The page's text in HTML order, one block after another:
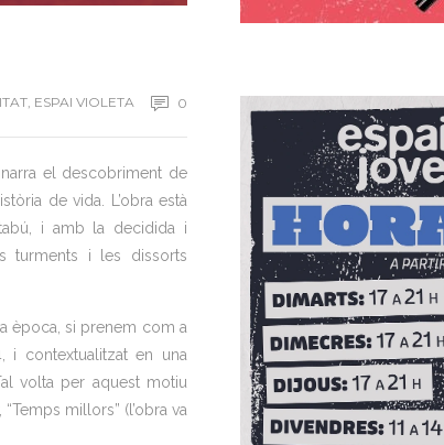
, ESPAI VIOLETA 0
narra el descobriment de
de vida. L’obra està
i amb la decidida i
turments i les dissorts
època, si prenem com a
i contextualitzat en una
volta per aquest motiu
millors” (l’obra va